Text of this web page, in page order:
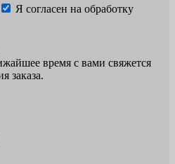
Я согласен на обработку
время с вами свяжется
заказа.